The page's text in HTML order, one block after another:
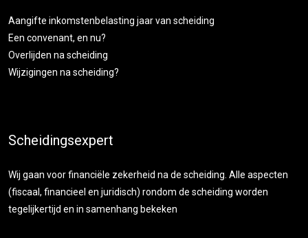
Aangifte inkomstenbelasting jaar van scheiding
Een convenant, en nu?
Overlijden na scheiding
Wijzigingen na scheiding?
Scheidingsexpert
Wij gaan voor financiële zekerheid na de scheiding. Alle aspecten
(fiscaal, financieel en juridisch) rondom de scheiding worden
tegelijkertijd en in samenhang bekeken